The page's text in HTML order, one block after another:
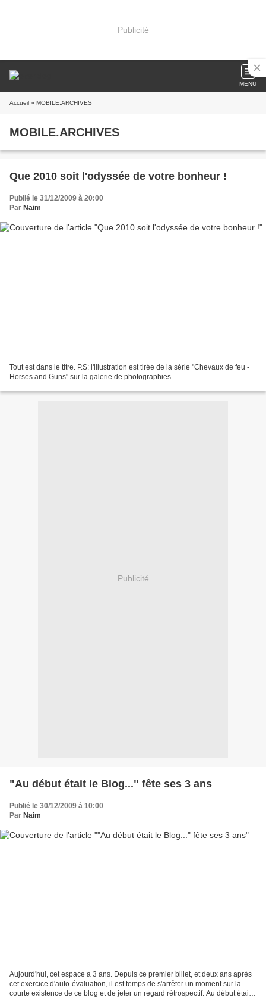
Publicité
MENU
Accueil » MOBILE.ARCHIVES
MOBILE.ARCHIVES
Que 2010 soit l'odyssée de votre bonheur !
Publié le 31/12/2009 à 20:00
Par Naim
Tout est dans le titre. P.S: l'illustration est tirée de la série "Chevaux de feu -
Horses and Guns" sur la galerie de photographies.
Publicité
"Au début était le Blog..." fête ses 3 ans
Publié le 30/12/2009 à 10:00
Par Naim
Aujourd'hui, cet espace a 3 ans. Depuis ce premier billet, et deux ans après
cet exercice d'auto-évaluation, il est temps de s'arrêter un moment sur la
courte existence de ce blog et de jeter un regard rétrospectif. Au début était